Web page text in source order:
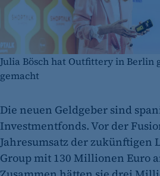
Julia Bösch hat Outfittery in Berlin
gemacht
Die neuen Geldgeber sind
Investmentfonds. Vor der
Jahresumsatz der zukünftigen
Group mit 130 Millionen Euro